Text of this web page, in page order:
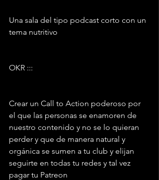
Una sala del tipo podcast corto con un
tema nutritivo
OKR :::
Crear un Call to Action poderoso por
el que las personas se enamoren de
nuestro contenido y no se lo quieran
perder y que de manera natural y
orgánica se sumen a tu club y elijan
seguirte en todas tu redes y tal vez
pagar tu Patreon